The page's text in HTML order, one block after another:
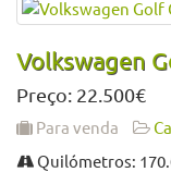
Volkswagen
Preço: 22.500€
Para venda
Quilómetros: